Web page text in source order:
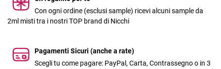
Con ogni ordine (esclusi sample) ricevi alcuni sample da
2ml misti tra i nostri TOP brand di Nicchi
Pagamenti Sicuri (anche a rate)
Scegli tu come pagare: PayPal, Carta, Contrassegno o in 3